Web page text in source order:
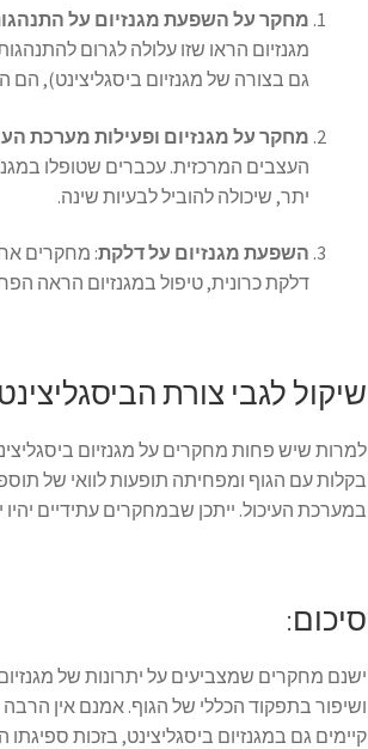
מחקר על השפעת מגנזיום על
מגנזיום הראו שזו עלולה לגרום
גם בצורה של מגנזיום ביסגליצינט),
מחקר על מגנזיום ופעילות מערכת
העצבים המרכזית. עכברים שטופלו
יתר, שיכולה להוביל לבעיות שינה.
השפעת מגנזיום על דלקת: מחקרים
דלקת כרונית, טיפול במגנזיום הראה
שיקול לגבי צורת
למרות שיש פחות מחקרים על מגנזיום
בקלות עם הגוף ומפחיתה תופעות לוואי של
במערכת העיכול. ייתכן שבמחקרים עתידיים
סיכום:
ישנם מחקרים שמצביעים על יתרונות של
ושיפור בתפקוד הכללי של הגוף. אמנם אין הרבה
קיימים גם במגנזיום ביסגליצינט, בזכות